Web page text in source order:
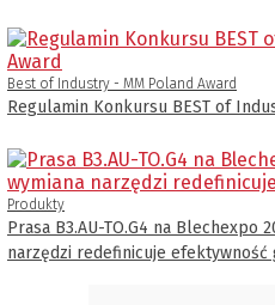
Best of Industry - MM Poland Award
Produkty
Prasa B3.AU-TO.G4 na Blechexpo
narzędzi redefinicuje efektywność